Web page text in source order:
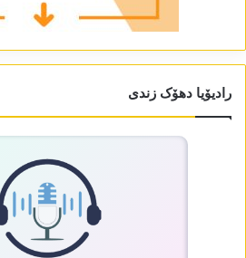
رادیۆیا دھۆک زندی